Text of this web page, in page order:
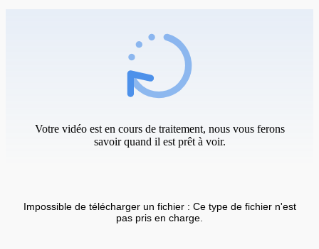
Votre vidéo est en cours de traitement, nous vous ferons
savoir quand il est prêt à voir.
Impossible de télécharger un fichier : Ce type de fichier n'est
pas pris en charge.